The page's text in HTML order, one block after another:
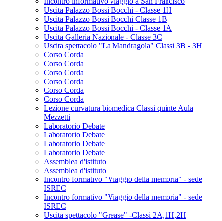
Uscita Palazzo Bossi Bocchi - Classe 1H
Uscita Palazzo Bossi Bocchi Classe 1B
Uscita Palazzo Bossi Bocchi - Classe 1A
Uscita Galleria Nazionale - Classe 3C
Uscita spettacolo "La Mandragola" Classi 3B - 3H
Corso Corda
Corso Corda
Corso Corda
Corso Corda
Corso Corda
Corso Corda
Lezione curvatura biomedica Classi quinte Aula
Mezzetti
Laboratorio Debate
Laboratorio Debate
Laboratorio Debate
Laboratorio Debate
Assemblea d'istituto
Assemblea d'istituto
Incontro formativo "Viaggio della memoria" - sede
ISREC
Incontro formativo "Viaggio della memoria" - sede
ISREC
Uscita spettacolo "Grease" -Classi 2A,1H,2H